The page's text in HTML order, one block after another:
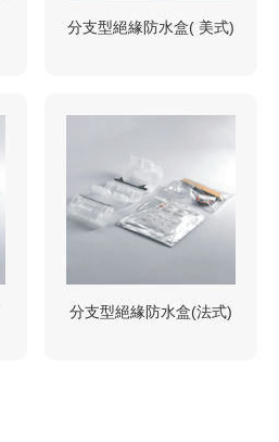
分支型絕緣防水盒( 美式)
分支型絕緣防水盒(法式)